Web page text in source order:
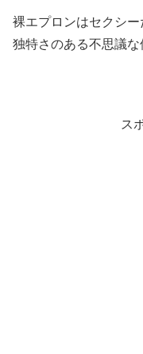
裸エプロンはセクシ
独特さのある不思議な
ス